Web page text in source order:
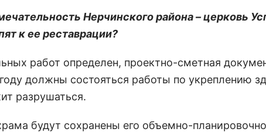
Нерчинского района – церковь
к ее реставрации?
работ определен, проектно-сметная
должны состояться работы по укреплению
разрушаться.
будут сохранены его объемно-